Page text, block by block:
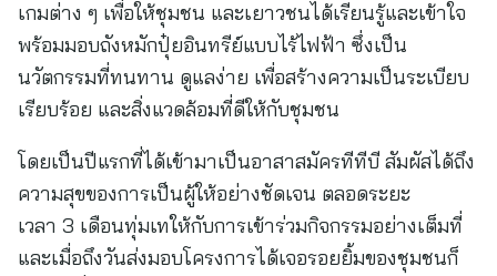
เกมต่าง ๆ เพื่อให้ชุมชน และเยาวชนได้เรียนรู้และเข้าใจ
พร้อมมอบถังหมักปุ๋ยอินทรีย์แบบไร้ไฟฟ้า ซึ่งเป็น
นวัตกรรมที่ทนทาน ดูแลง่าย เพื่อสร้างความเป็นระเบียบ
เรียบร้อย และสิ่งแวดล้อมที่ดีให้กับชุมชน
โดยเป็นปีแรกที่ได้เข้ามาเป็นอาสาสมัครทีทีบี สัมผัสได้ถึง
ความสุขของการเป็นผู้ให้อย่างชัดเจน ตลอดระยะ
เวลา 3 เดือนทุ่มเทให้กับการเข้าร่วมกิจกรรมอย่างเต็มที่
และเมื่อถึงวันส่งมอบโครงการได้เจอรอยยิ้มของชุมชนก็